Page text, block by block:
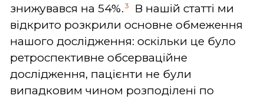
знижувався на 54%. 3
В нашій статті ми
відкрито розкрили основне обмеження
нашого дослідження: оскільки це було
ретроспективне обсерваційне
дослідження, пацієнти не були
випадковим чином розподілені по